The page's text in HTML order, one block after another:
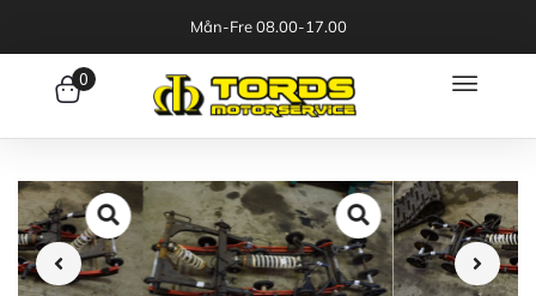
Mån-Fre 08.00-17.00
0